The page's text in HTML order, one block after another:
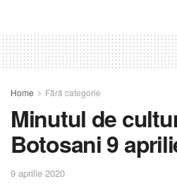
Home Fără categorie
Minutul de
Botosani 9
9 aprilie 2020